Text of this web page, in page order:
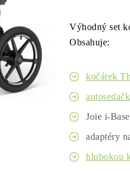
Výhodný set
Obsahuje:
kočárek
Joie i-
adaptéry
hlubokou